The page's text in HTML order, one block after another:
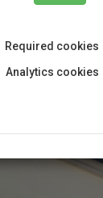
Committees
Required cookies
Analytics cookies